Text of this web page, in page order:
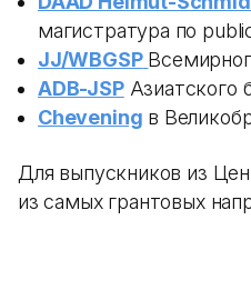
магистратура по
JJ/WBGSP
ADB-JSPАзиатского
Chevening в
Для выпускников из
из самых грантовых